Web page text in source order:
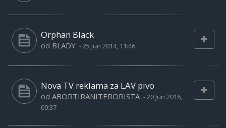
Orphan Black
od BLADY -25 Jun 2014, 11:46
Nova TV reklama za LAV pivo
od ABORTIRANITERORISTA -20 Jun 2016,
00:37